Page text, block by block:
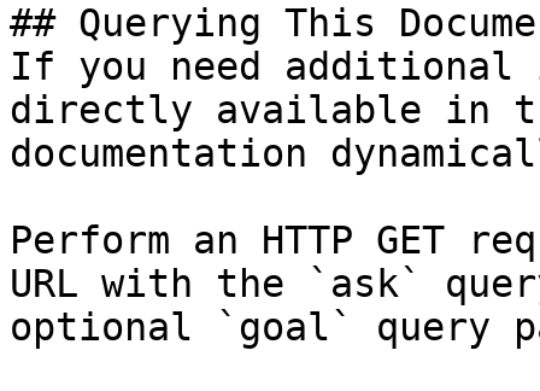
## Querying This
If you need
directly available in
documentation
Perform an HTTP GET
URL with the `ask`
optional `goal` query